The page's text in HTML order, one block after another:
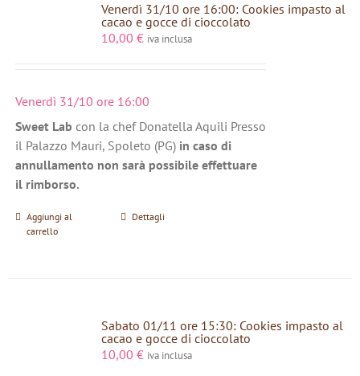
Venerdì 31/10 ore 16:00: Cookies impasto al
cacao e gocce di cioccolato
10,00 € iva inclusa
Venerdì 31/10 ore 16:00
Sweet Lab con la chef Donatella Aquili Presso
il Palazzo Mauri, Spoleto (PG) in caso di
annullamento non sarà possibile effettuare
il rimborso.
Aggiungi al
carrello
Dettagli
Sabato 01/11 ore 15:30: Cookies impasto al
cacao e gocce di cioccolato
10,00 € iva inclusa